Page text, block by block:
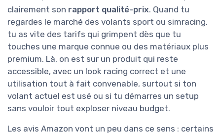
clairement son rapport qualité-prix. Quand tu
regardes le marché des volants sport ou simracing,
tu as vite des tarifs qui grimpent dès que tu
touches une marque connue ou des matériaux plus
premium. Là, on est sur un produit qui reste
accessible, avec un look racing correct et une
utilisation tout à fait convenable, surtout si ton
volant actuel est usé ou si tu démarres un setup
sans vouloir tout exploser niveau budget.
Les avis Amazon vont un peu dans ce sens : certains